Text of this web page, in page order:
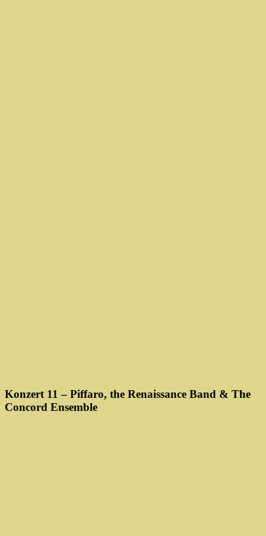
Konzert 11 – Piffaro, the Renaissance Band & The
Concord Ensemble